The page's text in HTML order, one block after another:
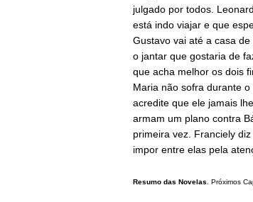
julgado por todos.
está indo viajar e que
Gustavo vai até a casa
o jantar que gostaria de
que acha melhor os dois
Maria não sofra durante
acredite que ele jamais
armam um plano contra
primeira vez. Franciely
impor entre elas pela
Resumo das Novelas . Próximos